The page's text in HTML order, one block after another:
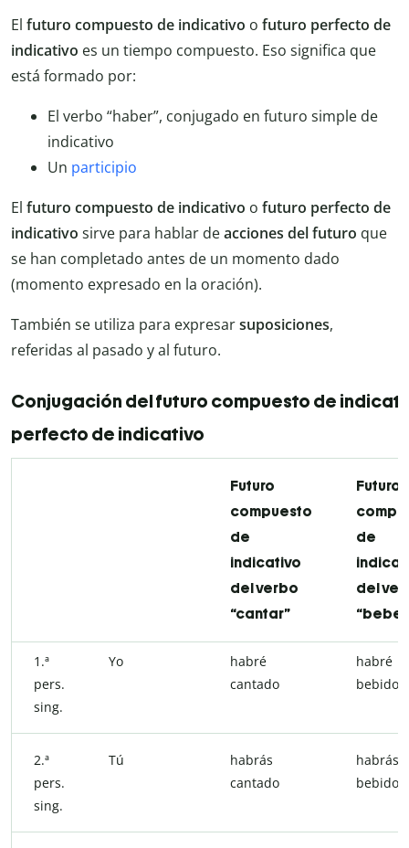
El futuro compuesto de indicativo o futuro perfecto de
indicativo es un tiempo compuesto. Eso significa que
está formado por:
El verbo “haber”, conjugado en futuro simple de
indicativo
Un participio
El futuro compuesto de indicativo o futuro perfecto de
indicativo sirve para hablar deacciones del futuro que
se han completado antes de un momento dado
(momento expresado en la oración).
También se utiliza para expresarsuposiciones,
referidas al pasado y al futuro.
Conjugación del futuro compuesto de
perfecto de indicativo
Futuro
compuesto
de
indicativo
del verbo
“cantar”
Futuro
de
del
1.ª
pers.
sing.
Yo
habré
cantado
habré
bebido
2.ª
pers.
sing.
Tú
habrás
cantado
habrás
bebido